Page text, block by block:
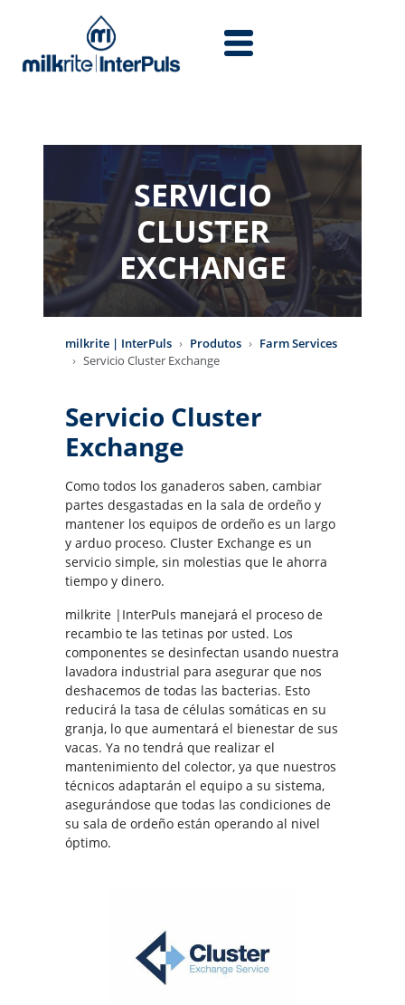
SERVICIO
CLUSTER
EXCHANGE
milkrite | InterPuls Produtos
Farm Services
Servicio Cluster Exchange
Servicio Cluster
Exchange
Como todos los ganaderos saben, cambiar
partes desgastadas en la sala de ordeño y
mantener los equipos de ordeño es un largo
y arduo proceso. Cluster Exchange es un
servicio simple, sin molestias que le ahorra
tiempo y dinero.
milkrite |InterPuls manejará el proceso de
recambio te las tetinas por usted. Los
componentes se desinfectan usando nuestra
lavadora industrial para asegurar que nos
deshacemos de todas las bacterias. Esto
reducirá la tasa de células somáticas en su
granja, lo que aumentará el bienestar de sus
vacas. Ya no tendrá que realizar el
mantenimiento del colector, ya que nuestros
técnicos adaptarán el equipo a su sistema,
asegurándose que todas las condiciones de
su sala de ordeño están operando al nivel
óptimo.